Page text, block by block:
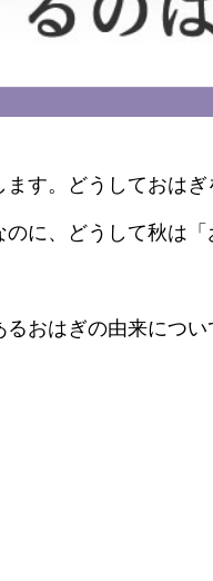
す。どうしておは
に、どうして秋は
おはぎの由来につい